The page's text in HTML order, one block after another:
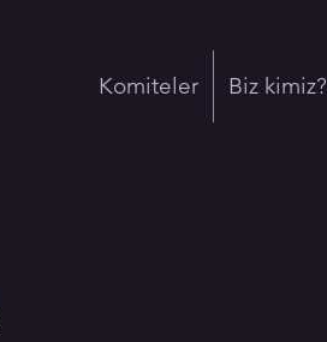
Komiteler Biz kimiz?